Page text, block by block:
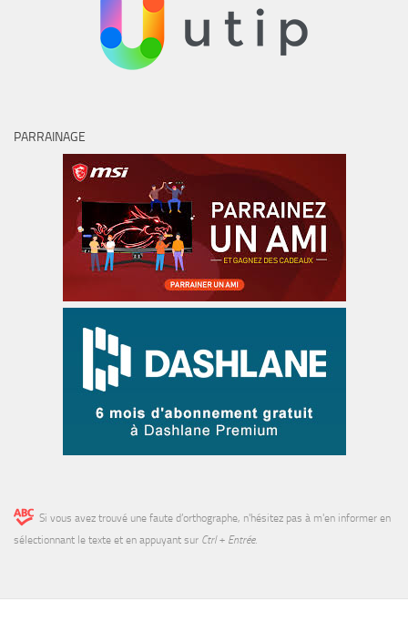
PARRAINAGE
Si vous avez trouvé une faute d’orthographe, n'hésitez pas à m'en informer en
sélectionnant le texte et en appuyant sur Ctrl + Entrée.